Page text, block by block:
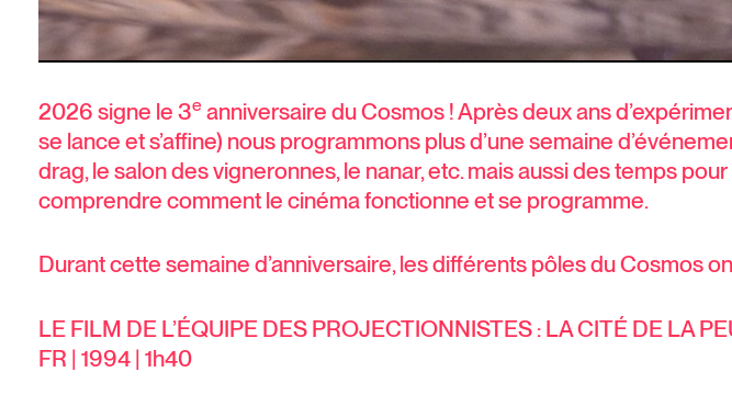
2026 signe le 3e anniversaire du Cosmos ! Après deux ans
se lance et s’affine) nous programmons plus d’une semaine
drag, le salon des vigneronnes, le nanar, etc. mais aussi des temps
comprendre comment le cinéma fonctionne et se programme.
Durant cette semaine d’anniversaire, les différents pôles du Cosmos
LE FILM DE L’ÉQUIPE DES PROJECTIONNISTES : LA CITÉ DE LA
FR | 1994 | 1h40